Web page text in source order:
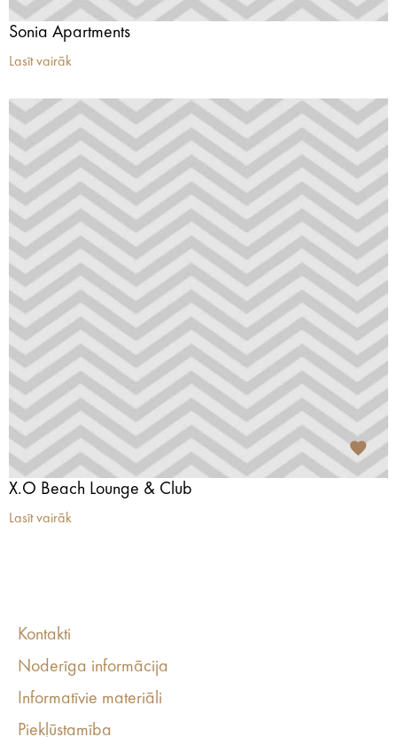
Sonia Apartments
Lasīt vairāk
X.O Beach Lounge & Club
Lasīt vairāk
Kontakti
Noderīga informācija
Informatīvie materiāli
Piekļūstamība